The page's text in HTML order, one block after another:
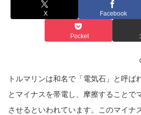
X Facebook
Pocket
トルマリンは和名で「電気石」と呼ば
とマイナスを帯電し、摩擦することで
させるといわれています。このマイナ